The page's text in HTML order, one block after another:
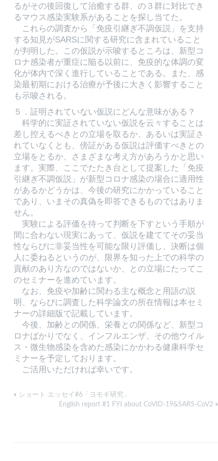
るがその後回復して治癒する群、の３群に対比でき
るマウス感染実験系があることを探し当てた。
これらの調査から「免疫引継ぎ不調仮説」を支持
する知見がSARSに関する研究に含まれていること
が判明した。この仮説が示唆するところは、新型コ
ロナ感染者が重症に陥る以前に、免疫的な体調の変
化が体内で深く進行していることである。また、感
染最初期における治療が予後に大きく影響すること
も示唆される。
５．証明されていない仮説にどんな意味がある？
科学的に実証されていない仮説を云々することは
差し控えるべきとの立場を取るか、あるいは実証さ
れていなくとも、傍証がある仮説は評価すべきとの
立場をとるか、さまざまな考え方があろうかと思い
ます。実際、ここでたたき台として提案した「免疫
引継ぎ不調仮説」が新型コロナ感染の場合に適用性
があるかどうかは、今後の研究にかかっていること
であり、いまその真偽を即答できるものではありま
せん。
実験による評価を待って判断を下すという手順が
間に合わない現実にあって、仮説を建ててその妥当
性ならびに非妥当性を可能な限り評価し、決断は個
人に委ねるというのが、限界を知った上での科学の
貢献のあり方なのではないか、との立場にたってこ
のセミナーを進めています。
なお、免疫や加齢に関わる主な概念と用語の説
明、ならびに調査した科学論文の所在情報は本セミ
ナーの詳細版で記載しています。
今後、加齢との関係、栄養との関係など、新型コ
ロナばかりでなく、インフルエンザ、その他ウイル
ス・微生物感染を含めた感染にかかわる健康科学セ
ミナーを予定しております。
ご活用いただければ幸いです。
« ショート エッセイ#6「ヨモギ研究」
English report #1 FYI about CoVID-19&SARS-CoV2 »